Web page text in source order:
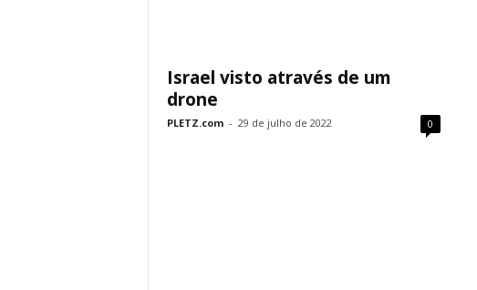
Israel visto através de um
drone
PLETZ.com - 29 de julho de 2022 0